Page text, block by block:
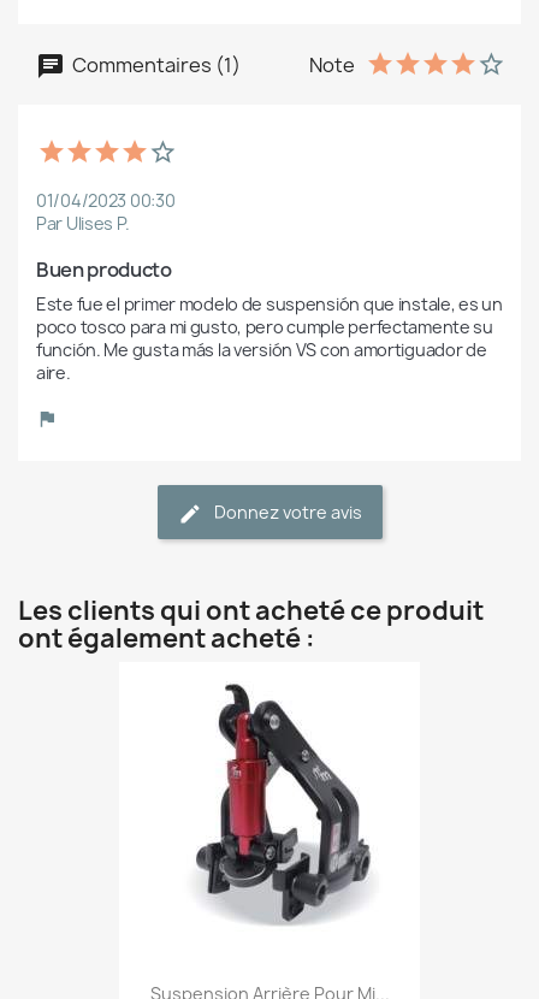
Commentaires (1) Note
01/04/2023 00:30
Par Ulises P.
Buen producto
Este fue el primer modelo de suspensión que instale, es un
poco tosco para mi gusto, pero cumple perfectamente su
función. Me gusta más la versión VS con amortiguador de
aire.
Donnez votre avis
Les clients qui ont acheté ce produit
ont également acheté :
Suspension Arrière Pour Mi...